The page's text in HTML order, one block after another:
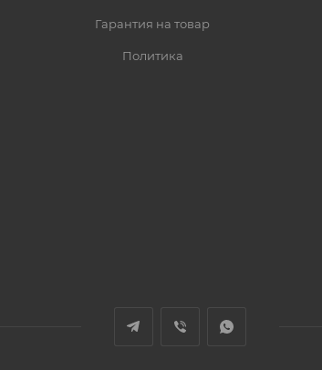
Гарантия на товар
Политика